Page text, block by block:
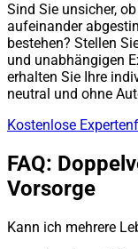
Sind Sie unsicher,
aufeinander
bestehen? Stellen
und unabhängigen
erhalten Sie Ihre
neutral und ohne
Kostenlose
FAQ:
Vorsorge
Kann ich mehrere